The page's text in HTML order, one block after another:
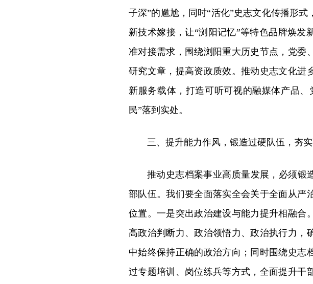
子深”的尴尬，同时“活化”史志文化传播形
新技术嫁接，让“浏阳记忆”等特色品牌焕发
准对接需求，围绕浏阳重大历史节点，党委
研究文章，提高资政质效。推动史志文化进
新服务载体，打造可听可视的融媒体产品
民”落到实处。
三、提升能力作风，锻造过硬队伍，夯
推动史志档案事业高质量发展，必须锻
部队伍。我们要全面落实全会关于全面从严
位置。一是突出政治建设与能力提升相融合
高政治判断力、政治领悟力、政治执行力，
中始终保持正确的政治方向；同时围绕史志
过专题培训、岗位练兵等方式，全面提升干